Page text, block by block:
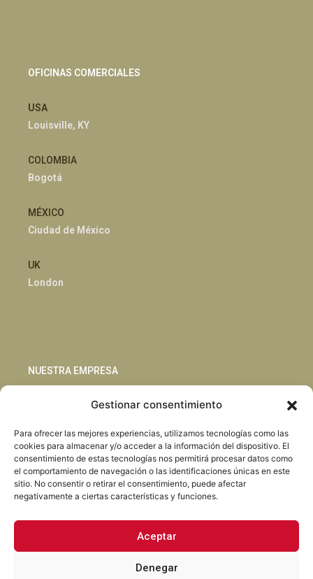
Gestionar consentimiento
Para ofrecer las mejores experiencias, utilizamos tecnologías como las
cookies para almacenar y/o acceder a la información del dispositivo. El
consentimiento de estas tecnologías nos permitirá procesar datos como
el comportamiento de navegación o las identificaciones únicas en este
sitio. No consentir o retirar el consentimiento, puede afectar
negativamente a ciertas características y funciones.
Aceptar
Denegar
OFICINAS COMERCIALES
USA
Louisville, KY
COLOMBIA
Bogotá
MÉXICO
Ciudad de México
UK
London
NUESTRA EMPRESA
Blog
Habla con nosotros